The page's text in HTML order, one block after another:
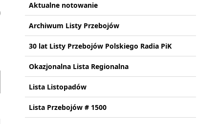
Aktualne notowanie
Archiwum Listy Przebojów
30 lat Listy Przebojów Polskiego Radia PiK
Okazjonalna Lista Regionalna
Lista Listopadów
Lista Przebojów # 1500